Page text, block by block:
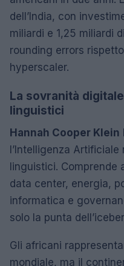
dell’India, con
miliardi e 1,25 miliardi
rounding errors
hyperscaler.
La sovranità
linguistici
Hannah Cooper Klein
l’Intelligenza
linguistici. Comprende
data center, energia,
informatica e
solo la punta
Gli africani
mondiale, ma il